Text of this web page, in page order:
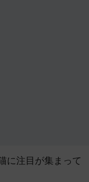
に注目が集まって